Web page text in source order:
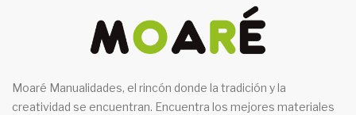
Moaré Manualidades, el rincón donde la tradición y la
creatividad se encuentran. Encuentra los mejores materiales